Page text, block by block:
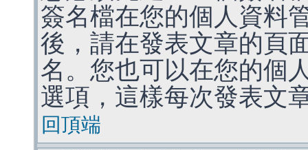
簽名檔在您的個人資料
後，請在發表文章的頁
名。您也可以在您的個
選項，這樣每次發表文
回頂端